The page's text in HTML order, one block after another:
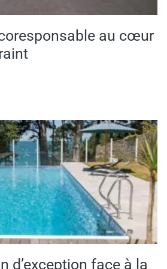
au cœur
d’exception face à la